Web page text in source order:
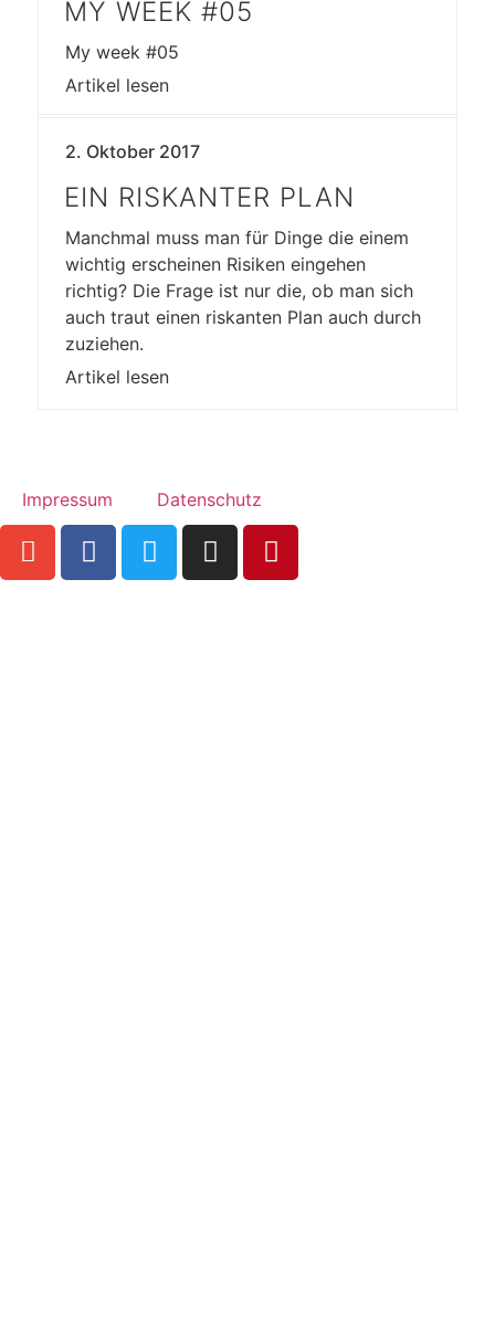
MY WEEK #05
My week #05
Artikel lesen
2. Oktober 2017
EIN RISKANTER PLAN
Manchmal muss man für Dinge die einem
wichtig erscheinen Risiken eingehen
richtig? Die Frage ist nur die, ob man sich
auch traut einen riskanten Plan auch durch
zuziehen.
Artikel lesen
Impressum Datenschutz